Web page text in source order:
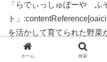
「らでぃっしゅぼーや ふ
ト」
を活かして育てられた野菜
そのもののおいしさを生か
ホーム 検索